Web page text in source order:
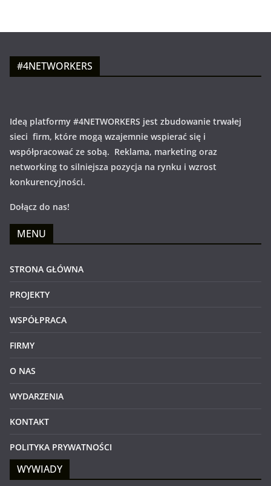
#4NETWORKERS
Ideą platformy #4NETWORKERS jest zbudowanie trwałej
sieci firm, które mogą wzajemnie wspierać się i
współpracować ze sobą. Reklama, marketing oraz
networking to silniejsza pozycja na rynku i wzrost
konkurencyjności.
Dołącz do nas!
MENU
STRONA GŁÓWNA
PROJEKTY
WSPÓŁPRACA
FIRMY
O NAS
WYDARZENIA
KONTAKT
POLITYKA PRYWATNOŚCI
WYWIADY